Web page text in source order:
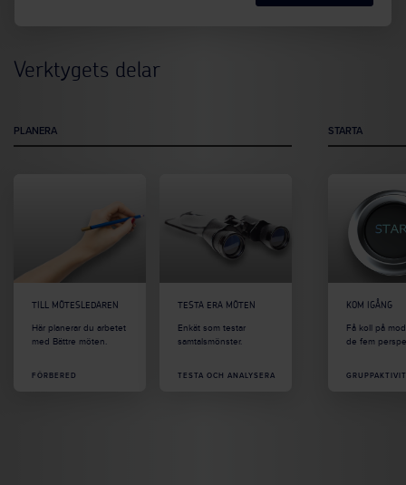
Verktygets delar
PLANERA
TILL MÖTESLEDAREN
Här planerar du arbetet
med Bättre möten.
FÖRBERED
TESTA ERA MÖTEN
Enkät som testar
samtalsmönster.
TESTA OCH ANALYSERA
STARTA
KOM IGÅNG
Få koll på
de fem